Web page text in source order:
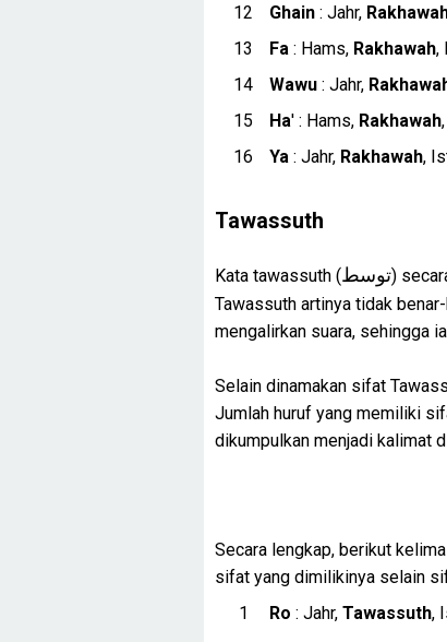
Ghain: Jahr,
Fa: Hams, Rakhawah,
Wawu: Jahr,
Ha' : Hams, Rakhawah
Ya: Jahr, Rakhawah,
Tawassuth
Kata tawassuth (توسط)
Tawassuth artinya tidak
mengalirkan suara, sehingga
Selain dinamakan sifat
Jumlah huruf yang memiliki
dikumpulkan menjadi kalimat
Secara lengkap, berikut
sifat yang dimilikinya selain
Ro: Jahr,Tawassuth,